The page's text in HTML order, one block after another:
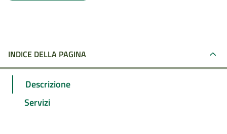
INDICE DELLA PAGINA
Descrizione
Servizi